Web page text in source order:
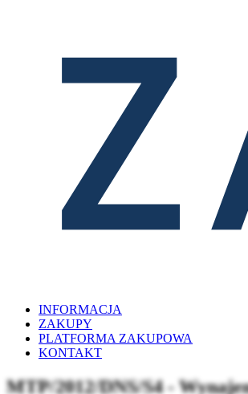
INFORMACJA
ZAKUPY
PLATFORMA ZAKUPOWA
KONTAKT
MTP/2012/DNS/S4 -